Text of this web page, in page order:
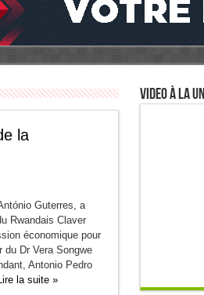
la
Guterres, a
Rwandais Claver
économique pour
du Dr Vera Songwe
Antonio Pedro
la suite »
Video à la